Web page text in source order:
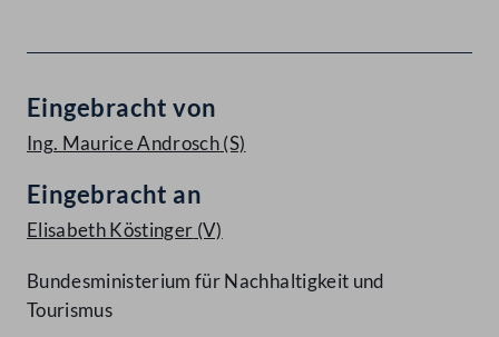
Eingebracht von
Ing. Maurice Androsch(S)
Eingebracht an
Elisabeth Köstinger (V)
Bundesministerium für Nachhaltigkeit und
Tourismus